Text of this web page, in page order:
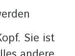
Sie ist